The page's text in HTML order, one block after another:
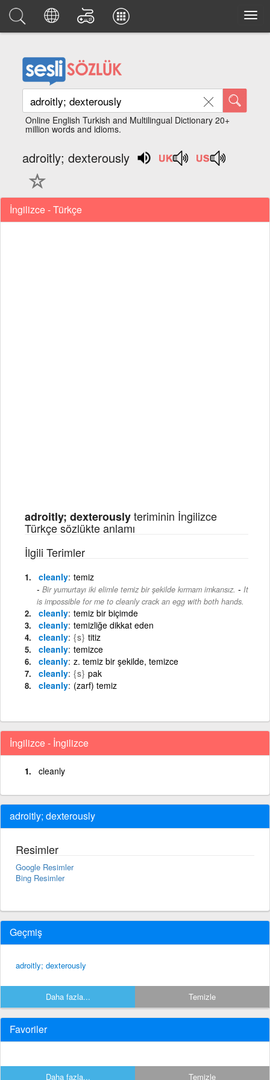
Online English Turkish and Multilingual Dictionary 20+
million words and idioms.
adroitly; dexterously
İngilizce - Türkçe
adroitly; dexterouslyteriminin İngilizce
Türkçe sözlükte anlamı
İlgili Terimler
cleanly temiz
Bir yumurtayı iki elimle temiz bir şekilde kırmam imkansız. - It
is impossible for me to cleanly crack an egg with both hands.
cleanly temiz bir biçimde
cleanly temizliğe dikkat eden
cleanly {s} titiz
cleanly temizce
cleanly z. temiz bir şekilde, temizce
cleanly {s} pak
cleanly (zarf) temiz
İngilizce - İngilizce
cleanly
adroitly; dexterously
Resimler
Google Resimler
Bing Resimler
Geçmiş
adroitly; dexterously
Daha fazla... Temizle
Favoriler
Daha fazla... Temizle